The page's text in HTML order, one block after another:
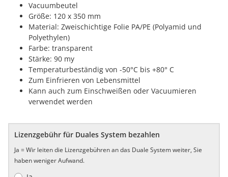
Vacuumbeutel
Größe: 120 x 350 mm
Material: Zweischichtige Folie PA/PE (Polyamid und
Polyethylen)
Farbe: transparent
Stärke: 90 my
Temperaturbeständig von -50°C bis +80° C
Zum Einfrieren von Lebensmittel
Kann auch zum Einschweißen oder Vacuumieren
verwendet werden
Lizenzgebühr für Duales System bezahlen
Ja = Wir leiten die Lizenzgebühren an das Duale System weiter, Sie
haben weniger Aufwand.